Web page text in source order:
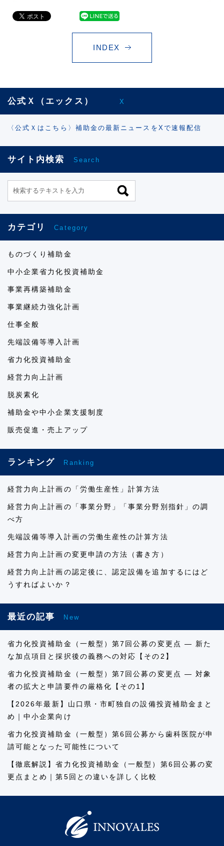
INDEX
公式Ｘ（エックス） X
〈公式Ｘはこちら〉補助金の最新ニュースをXで速報配信
サイト内検索 Search
カテゴリ Category
ものづくり補助金
中小企業省力化投資補助金
事業再構築補助金
事業継続力強化計画
仕事全般
先端設備等導入計画
省力化投資補助金
経営力向上計画
脱炭素化
補助金や中小企業支援制度
販売促進・売上アップ
ランキング Ranking
経営力向上計画の「労働生産性」計算方法
経営力向上計画の「事業分野」「事業分野別指針」の調
べ方
先端設備等導入計画の労働生産性の計算方法
経営力向上計画の変更申請の方法（書き方）
経営力向上計画の認定後に、認定設備を追加するにはど
うすればよいか？
最近の記事 New
省力化投資補助金（一般型）第7回公募の変更点 ― 新た
な加点項目と採択後の義務への対応【その2】
省力化投資補助金（一般型）第7回公募の変更点 ― 対象
者の拡大と申請要件の厳格化【その1】
【2026年最新】山口県・市町独自の設備投資補助金まと
め｜中小企業向け
省力化投資補助金（一般型）第6回公募から歯科医院が申
請可能となった可能性について
【徹底解説】省力化投資補助金（一般型）第6回公募の変
更点まとめ｜第5回との違いを詳しく比較